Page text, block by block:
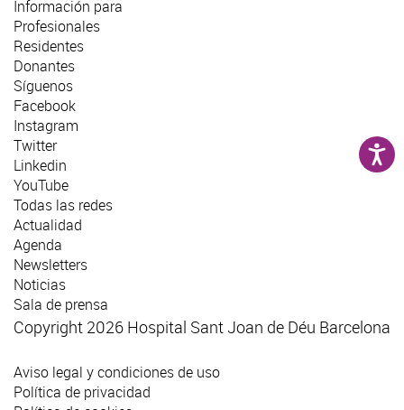
Información para
Profesionales
Residentes
Donantes
Síguenos
Facebook
Instagram
Twitter
Linkedin
YouTube
Todas las redes
Actualidad
Agenda
Newsletters
Noticias
Sala de prensa
Copyright 2026 Hospital Sant Joan de Déu Barcelona
Aviso legal y condiciones de uso
Política de privacidad